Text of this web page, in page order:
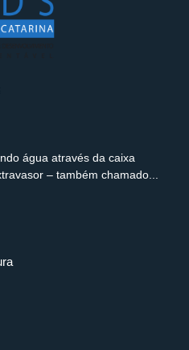
água através da caixa
– também chamado...